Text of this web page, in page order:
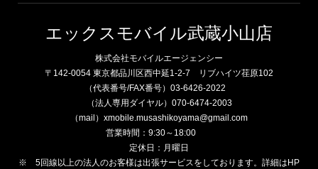
エックスモバイル武蔵小山店
株式会社モバイルエージェンシー
〒142-0054 東京都品川区西中延1-2-7 リブハイツ荏原102
（代表番号/FAX番号）03-6426-2022
（法人専用ダイヤル）070-6474-2003
（mail）xmobile.musashikoyama@gmail.com
営業時間：9:30～18:00
定休日：月曜日
※ 5回線以上の法人のお客様は出張サービスをしております。詳細はHP